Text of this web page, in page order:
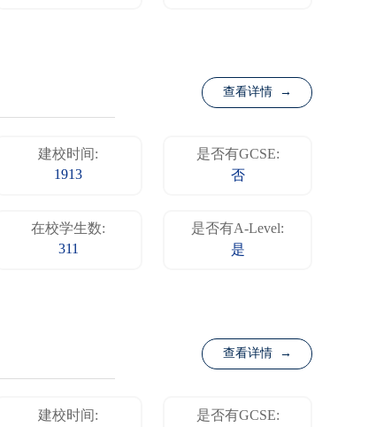
查看详情 →
建校时间:
1913
是否有GCSE:
否
在校学生数:
311
是否有A-Level:
是
查看详情 →
建校时间:
是否有GCSE: